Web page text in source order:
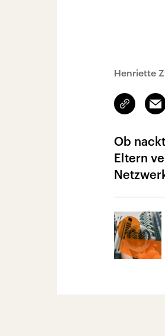
Henriette
Link
kopieren/
Ob
Eltern